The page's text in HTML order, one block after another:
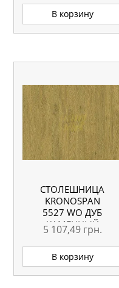
В корзину
СТОЛЕШНИЦА
KRONOSPAN
5527 WO ДУБ
КАМЕННЫЙ
4100X600X38 ММ
ВЛАГОСТОЙКАЯ
5 107,49 грн.
В корзину